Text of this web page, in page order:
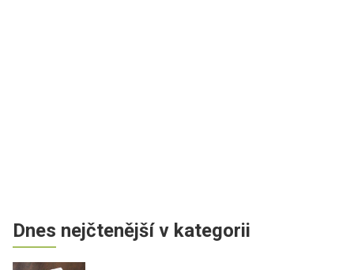
Dnes nejčtenější v kategorii